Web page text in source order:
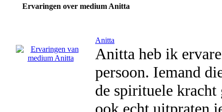
Ervaringen over medium Anitta
Anitta
Anitta heb ik
persoon. Iemand
de spirituele